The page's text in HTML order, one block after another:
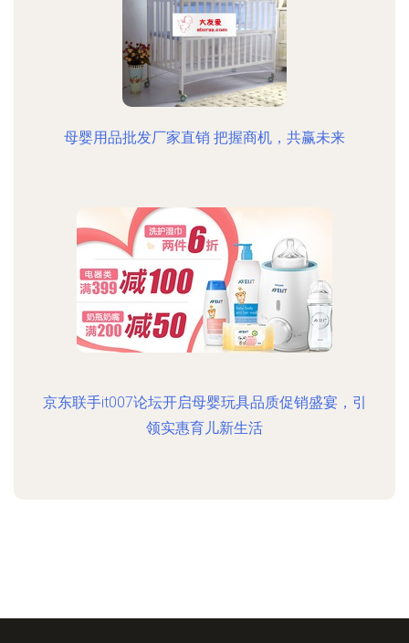
母婴用品批发厂家直销 把握商机，共赢未来
京东联手it007论坛开启母婴玩具品质促销盛宴，引
领实惠育儿新生活